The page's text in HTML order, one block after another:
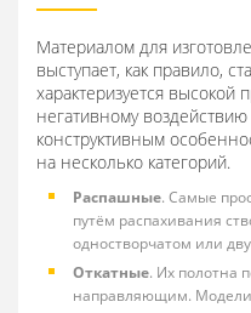
Материалом для
выступает, как правило,
характеризуется высокой
негативному
конструктивным
на несколько категорий.
Распашные. Самые
путём распахивания
одностворчатом или
Откатные. Их полотна
направляющим.